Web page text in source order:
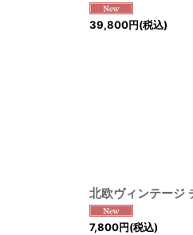
39,800円(税込)
北欧ヴィンテージ
7,800円(税込)